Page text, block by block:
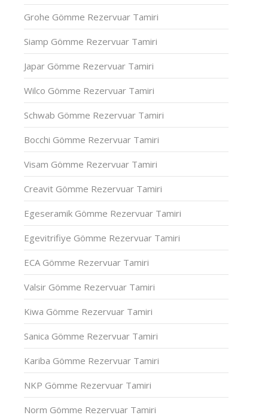
Grohe Gömme Rezervuar Tamiri
Siamp Gömme Rezervuar Tamiri
Japar Gömme Rezervuar Tamiri
Wilco Gömme Rezervuar Tamiri
Schwab Gömme Rezervuar Tamiri
Bocchi Gömme Rezervuar Tamiri
Visam Gömme Rezervuar Tamiri
Creavit Gömme Rezervuar Tamiri
Egeseramik Gömme Rezervuar Tamiri
Egevitrifiye Gömme Rezervuar Tamiri
ECA Gömme Rezervuar Tamiri
Valsir Gömme Rezervuar Tamiri
Kiwa Gömme Rezervuar Tamiri
Sanica Gömme Rezervuar Tamiri
Kariba Gömme Rezervuar Tamiri
NKP Gömme Rezervuar Tamiri
Norm Gömme Rezervuar Tamiri